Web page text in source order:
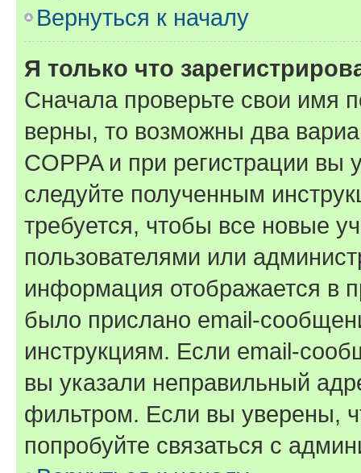
Вернуться к началу
Я только что
Сначала проверьте свои имя
верны, то возможны два
COPPA и при регистрации вы
следуйте полученным
требуется, чтобы все новые
пользователями или
информация отображается в
было прислано email-
инструкциям. Если email-
вы указали неправильный
фильтром. Если вы уверены,
попробуйте связаться с